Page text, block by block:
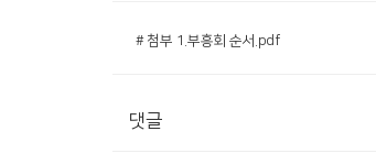
# 첨부 1.부흥회 순서.pdf
댓글